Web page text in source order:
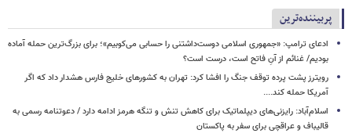
پربیننده‌ترین
ادعای ترامپ: «جمهوری اسلامی دوست‌داشتنی را حسابی می‌کوبیم»؛ برای بزرگ‌ترین حمله آماده
بودیم/ غنائم از آنِ فاتح است، درست است؟
رویترز پشت پرده توقف جنگ را افشا کرد: تهران به کشورهای خلیج فارس هشدار داد که اگر
آمریکا حمله کند....
اسلام‌آباد: رایزنی‌های دیپلماتیک برای کاهش تنش و تنگه هرمز ادامه دارد / دعوتنامه رسمی به
قالیباف و عراقچی برای سفر به پاکستان